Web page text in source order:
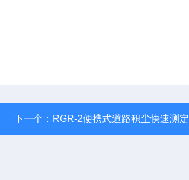
下一个： RGR-2便携式道路积尘快速测